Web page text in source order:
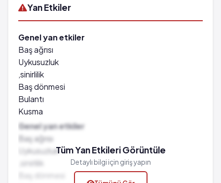
Yan Etkiler
Genel yan etkiler
Baş ağrısı
Uykusuzluk
,sinirlilik
Baş dönmesi
Bulantı
Kusma
Huzursuzluk
Ağız kuruluğu
Titreme
Göz ağrısı
Nefes darlığı
Genel yan etkiler
Baş ağrısı
Uykusuzluk
,sinirlilik
Tüm Yan Etkileri Görüntüle
Detaylı bilgi için giriş yapın